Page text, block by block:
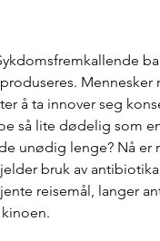
Mennesker
å ta innover seg
så lite dødelig som
unødig lenge? Nå
bruk av
reisemål, langer